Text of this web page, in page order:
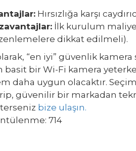
: Hırsızlığa karşı
: İlk kurulum
dikkat edilmeli).
“en iyi” güvenlik
basit bir Wi-Fi kamera
daha uygun olacaktır.
güvenilir bir markadan
bize ulaşın.
714